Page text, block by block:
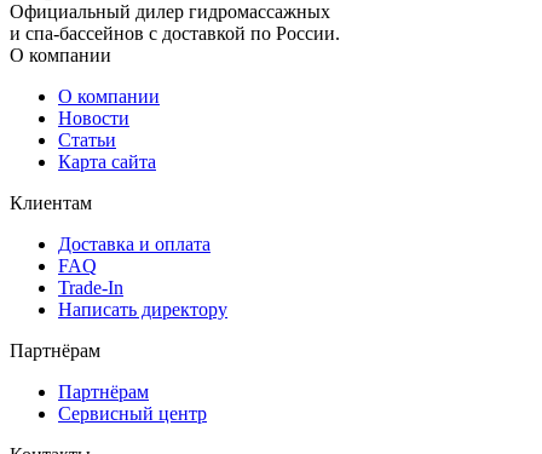
Официальный дилер гидромассажных
и спа-бассейнов с доставкой по России.
О компании
О компании
Новости
Статьи
Карта сайта
Клиентам
Доставка и оплата
FAQ
Trade-In
Написать директору
Партнёрам
Партнёрам
Сервисный центр